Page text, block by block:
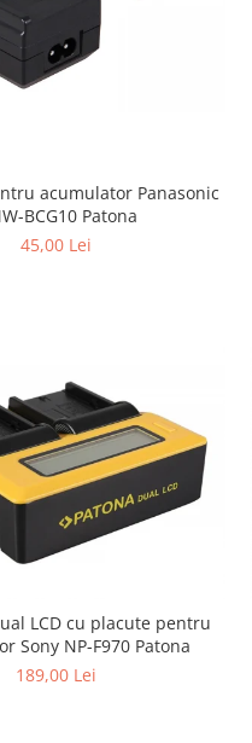
acumulator Panasonic
BCG10 Patona
45,00 Lei
LCD cu placute pentru
Sony NP-F970 Patona
189,00 Lei